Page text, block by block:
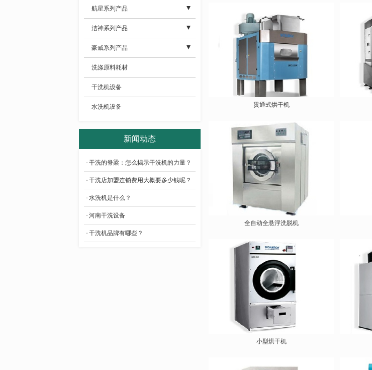
贯通式烘干机
全自动全悬浮洗脱机
小型烘干机
航星系列产品
- 干洗机系列设备
- 洗脱机系列设备
- 烘干机系列设备
- 烫平机系列设备
- 高效送布机系列
- 后整理辅助设备
洁神系列产品
- 全自动洗脱机系列
- 洗脱烘一体机
- 工业水洗机系列
- 工业烘干机系列
- 工业折叠机系列
豪威系列产品
- 干洗机系列设备
- 全自动洗脱机
- 工业水洗机系列
- 工业烫平机系列
- 后整理辅助设备
洗涤原料耗材
干洗机设备
水洗机设备
新闻动态
干洗的脊梁：怎么揭示干洗机的力量？
干洗店加盟连锁费用大概要多少钱呢？
水洗机是什么？
河南干洗设备
干洗机品牌有哪些？